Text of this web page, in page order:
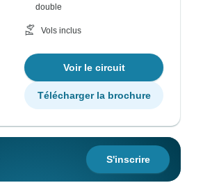
double
Vols inclus
Voir le circuit
Télécharger la brochure
S'inscrire